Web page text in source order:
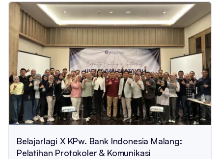
Belajarlagi X KPw. Bank Indonesia Malang:
Pelatihan Protokoler & Komunikasi